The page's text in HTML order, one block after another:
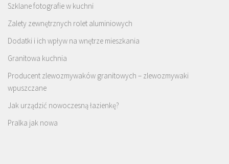
Szklane fotografie w kuchni
Zalety zewnętrznych rolet aluminiowych
Dodatki i ich wpływ na wnętrze mieszkania
Granitowa kuchnia
Producent zlewozmywaków granitowych – zlewozmywaki
wpuszczane
Jak urządzić nowoczesną łazienkę?
Pralka jak nowa